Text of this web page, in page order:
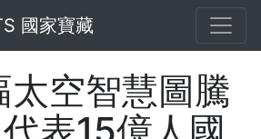
國家寶藏
太空智慧圖騰